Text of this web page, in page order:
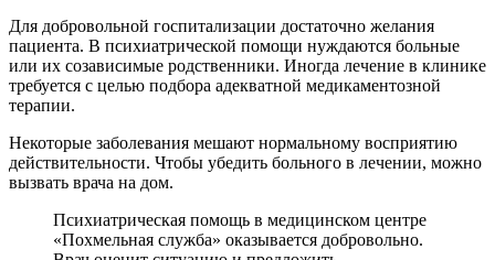
Для добровольной госпитализации достаточно желания
пациента. В психиатрической помощи нуждаются больные
или их созависимые родственники. Иногда лечение в клинике
требуется с целью подбора адекватной медикаментозной
терапии.
Некоторые заболевания мешают нормальному восприятию
действительности. Чтобы убедить больного в лечении, можно
вызвать врача на дом.
Психиатрическая помощь в медицинском центре
«Похмельная служба» оказывается добровольно.